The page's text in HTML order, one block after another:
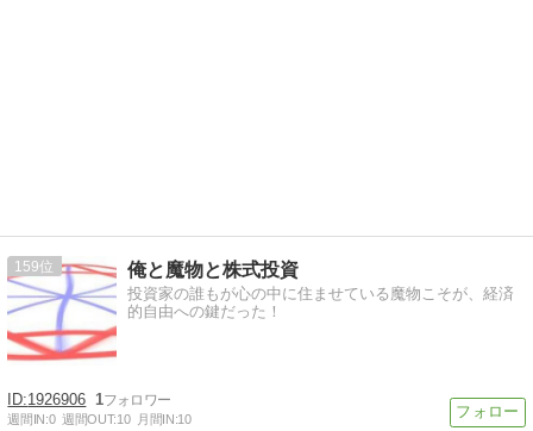
159 俺と魔物と株式投資
投資家の誰もが心の中に住ませている魔物こそが、経済
的自由への鍵だった！
1926906 1
週間IN:0 週間OUT:10 月間IN:10